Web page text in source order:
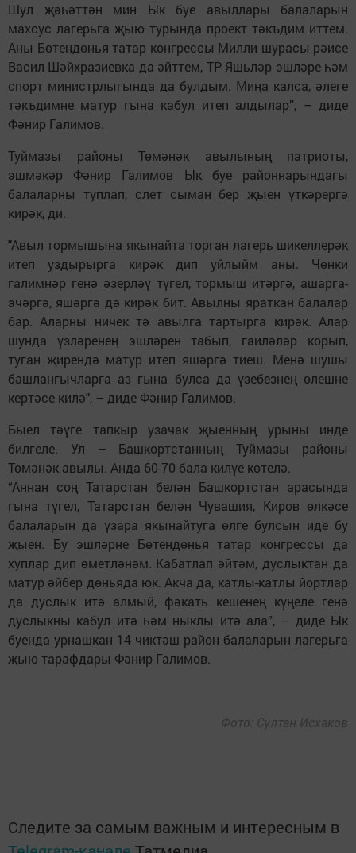
Шул җәһәттән мин Ык буе авыллары балаларын
махсус лагерьга җыю турында проект тәкъдим иттем.
Аны Бөтендөнья татар конгрессы Милли шурасы рәисе
Васил Шәйхразиевка да әйттем, ТР Яшьләр эшләре һәм
спорт министрлыгында да булдым. Миңа калса, әлеге
тәкъдимне матур гына кабул итеп алдылар”, – диде
Фәнир Галимов.
Туймазы районы Төмәнәк авылының патриоты,
эшмәкәр Фәнир Галимов Ык буе районнарындагы
балаларны туплап, слет сыман бер җыен үткәрергә
кирәк, ди.
"Авыл тормышына якынайта торган лагерь шикеллерәк
итеп уздырырга кирәк дип уйлыйм аны. Чөнки
галимнәр генә әзерләү түгел, тормыш итәргә, ашарга-
эчәргә, яшәргә дә кирәк бит. Авылны яраткан балалар
бар. Аларны ничек тә авылга тартырга кирәк. Алар
шунда үзләренең эшләрен табып, гаиләләр корып,
туган җирендә матур итеп яшәргә тиеш. Менә шушы
башлангычларга аз гына булса да үзебезнең өлешне
кертәсе килә", – диде Фәнир Галимов.
Быел тәүге тапкыр узачак җыенның урыны инде
билгеле. Ул – Башкортстанның Туймазы районы
Төмәнәк авылы. Анда 60-70 бала килүе көтелә.
“Аннан соң Татарстан белән Башкортстан арасында
гына түгел, Татарстан белән Чувашия, Киров өлкәсе
балаларын да үзара якынайтуга өлге булсын иде бу
җыен. Бу эшләрне Бөтендөнья татар конгрессы да
хуплар дип өметләнәм. Кабатлап әйтәм, дуслыктан да
матур әйбер дөньяда юк. Акча да, катлы-катлы йортлар
да дуслык итә алмый, фәкать кешенең күңеле генә
дуслыкны кабул итә һәм ныклы итә ала”, – диде Ык
буенда урнашкан 14 чиктәш район балаларын лагерьга
җыю тарафдары Фәнир Галимов.
Фото: Султан Исхаков
Следите за самым важным и интересным в